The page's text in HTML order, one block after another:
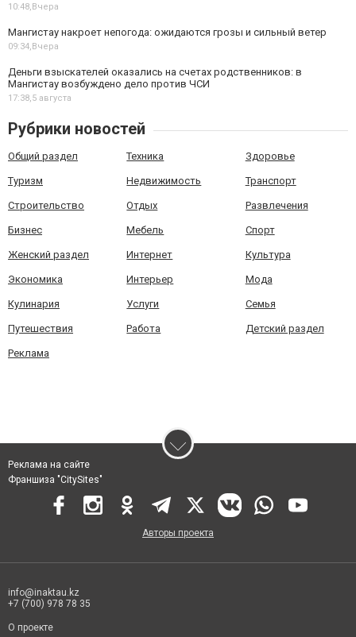
10:48, Вчера
Мангистау накроет непогода: ожидаются грозы и сильный ветер
09:34, Вчера
Деньги взыскателей оказались на счетах родственников: в
Мангистау возбуждено дело против ЧСИ
17:38,5 августа
Рубрики новостей
Общий раздел Техника Здоровье
Туризм Недвижимость Транспорт
Строительство Отдых Развлечения
Бизнес Мебель Спорт
Женский раздел Интернет Культура
Экономика Интерьер Мода
Кулинария Услуги Семья
Путешествия Работа Детский раздел
Реклама
Реклама на сайте
Франшиза "CitySites"
Авторы проекта
info@inaktau.kz
+7 (700) 978 78 35
О проекте